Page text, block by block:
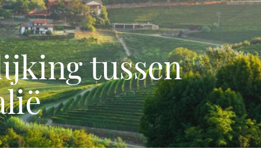
tussen